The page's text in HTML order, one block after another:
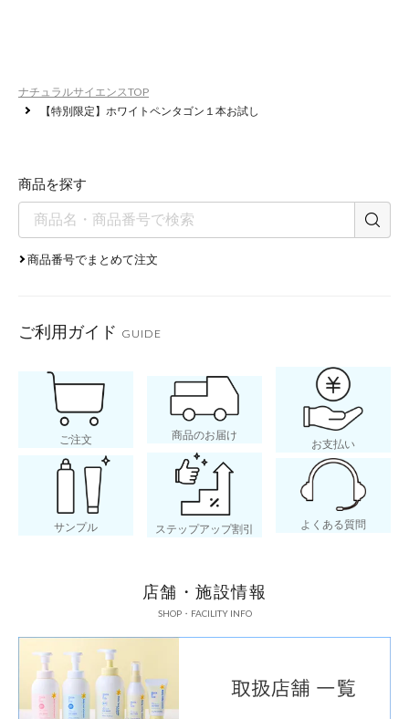
みなどのエイジング悩みも同
ナチュラルサイエンスTOP
【特別限定】ホワイトペンタゴン１本お試し
商品を探す
商品番号でまとめて注文
ご利用ガイド GUIDE
ご注文 商品のお届け
お支払い
サンプル ステップアップ割引 よくある質問
店舗・施設情報
SHOP・FACILITY INFO